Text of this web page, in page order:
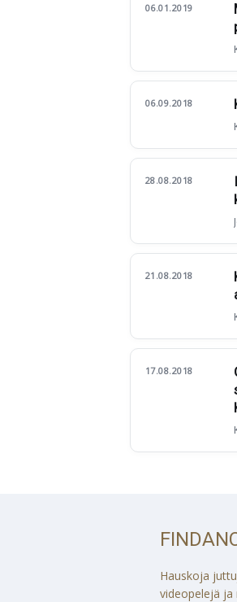
06.01.2019
06.09.2018
28.08.2018
21.08.2018
17.08.2018
Hauskoja
videopelejä ja